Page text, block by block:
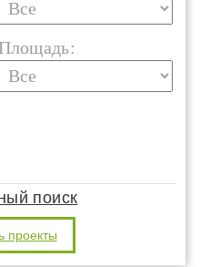
Площадь:
поиск
проекты